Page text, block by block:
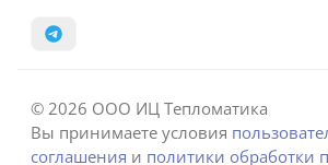
© 2026 ООО ИЦ Тепломатика
Вы принимаете условия
соглашения и политики обработки